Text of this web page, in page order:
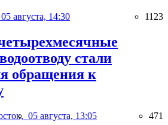
05 августа, 14:30 1123
стали
обращения к
05 августа, 13:05 471